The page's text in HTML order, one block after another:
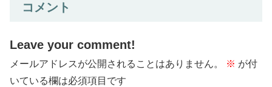
コメント
Leave your comment!
メールアドレスが公開されることはありません。 ※ が付
いている欄は必須項目です